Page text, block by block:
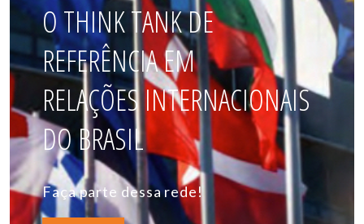
O THINK TANK DE
REFERÊNCIA EM
RELAÇÕES INTERNACIONAIS
DO BRASIL
Faça parte dessa rede!